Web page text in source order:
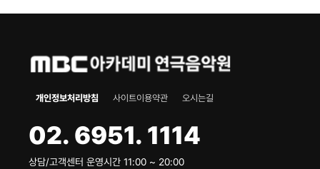
개인정보처리방침 사이트이용약관 오시는길
02. 6951. 1114
상담/고객센터 운영시간 11:00 ~ 20:00